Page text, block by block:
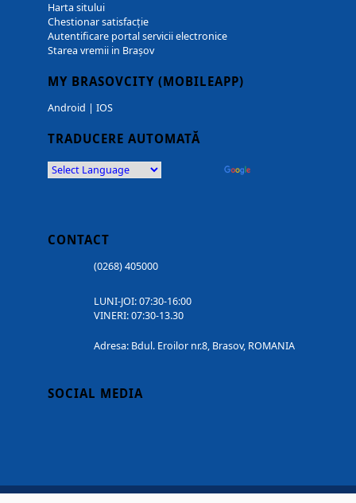
Harta sitului
Chestionar satisfacție
Autentificare portal servicii electronice
Starea vremii in Brașov
MY BRASOVCITY (MOBILEAPP)
Android | IOS
TRADUCERE AUTOMATĂ
CONTACT
(0268) 405000
LUNI-JOI: 07:30-16:00
VINERI: 07:30-13.30
Adresa: Bdul. Eroilor nr.8, Brasov, ROMANIA
SOCIAL MEDIA